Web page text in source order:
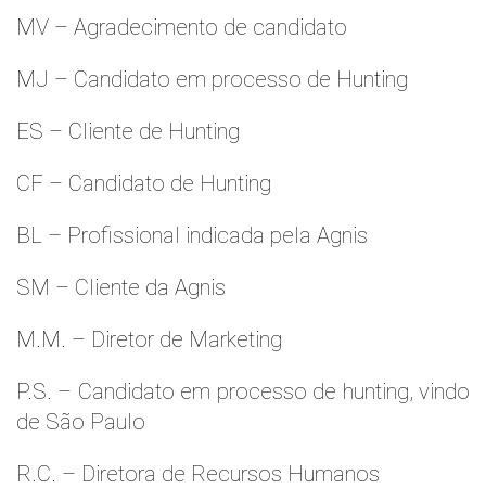
MV – Agradecimento de candidato
MJ – Candidato em processo de Hunting
ES – Cliente de Hunting
CF – Candidato de Hunting
BL – Profissional indicada pela Agnis
SM – Cliente da Agnis
M.M. – Diretor de Marketing
P.S. – Candidato em processo de hunting, vindo
de São Paulo
R.C. – Diretora de Recursos Humanos